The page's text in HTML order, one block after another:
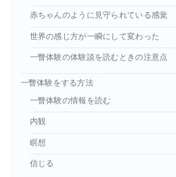
赤ちゃんのように見守られている感覚
世界の感じ方が一瞬にして変わった
一瞥体験の体験談を読むときの注意点
一瞥体験をする方法
一瞥体験の情報を読む
内観
瞑想
信じる